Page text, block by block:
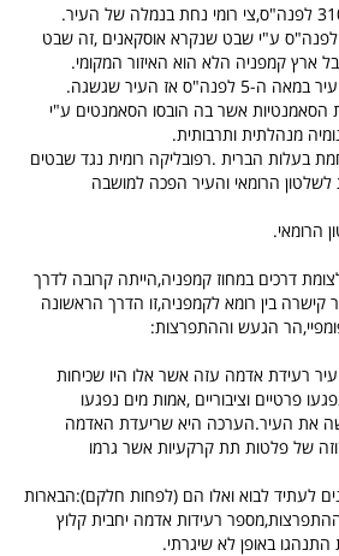
-פומפיי נוסדה במאה ה-6,7 לפנה"ס ע"י שבט שנקרא אוסקאנים ,זה שבט
ארץ קמפניה הלא הוא האיזור המקומי.
אז העיר שגשגה.
מלחמת הסאמנטיות אשר בה הובסו הסאמנטים ע"י
מנהלתית ותרבותית.
מלחמת בעלות הברית .רפובליקה רומית נגד שבטים
לשלטון הרומאי והעיר הפכה למושבה
דרכים במחוז קמפניה,הייתה קרובה לדרך
בין רומא לקמפניה,זו הדרך הראשונה
הגעש וההתפרצות:
העיר רעידת אדמה עזה אשר אלו היו שכיחות
פרטיים וציבוריים ,אמות מים נפגעו
את העיר.הערכה היא שריעדת האדמה
של פלטות תת קרקעיות אשר גרמו
לעתיד לבוא ואלו הם (לפחות חלקם):הבארות
רעידות אדמה יחבית קלוץ
התנהגו באופן לא שיגרתי.